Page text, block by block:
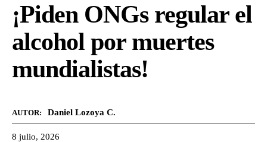
¡Piden ONGs regular el
alcohol por muertes
mundialistas!
AUTOR: Daniel Lozoya C.
8 julio, 2026